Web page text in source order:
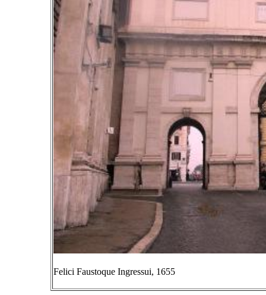
Felici Faustoque Ingressui, 1655